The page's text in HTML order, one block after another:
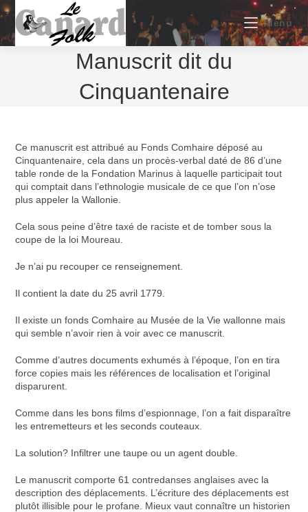
Skip
to
content
Menu
Manuscrit dit du
Cinquantenaire
Ce manuscrit est attribué au Fonds Comhaire déposé au
Cinquantenaire, cela dans un procès-verbal daté de 86 d’une
table ronde de la Fondation Marinus à laquelle participait tout
qui comptait dans l’ethnologie musicale de ce que l’on n’ose
plus appeler la Wallonie.
Cela sous peine d’être taxé de raciste et de tomber sous la
coupe de la loi Moureau.
Je n’ai pu recouper ce renseignement.
Il contient la date du 25 avril 1779.
Il existe un fonds Comhaire au Musée de la Vie wallonne mais
qui semble n’avoir rien à voir avec ce manuscrit.
Comme d’autres documents exhumés à l’époque, l’on en tira
force copies mais les références de localisation et l’original
disparurent.
Comme dans les bons films d’espionnage, l’on a fait disparaître
les entremetteurs et les seconds couteaux.
La solution? Infiltrer une taupe ou un agent double.
Le manuscrit comporte 61 contredanses anglaises avec la
description des déplacements. L’écriture des déplacements est
plutôt illisible pour le profane. Mieux vaut connaître un historien